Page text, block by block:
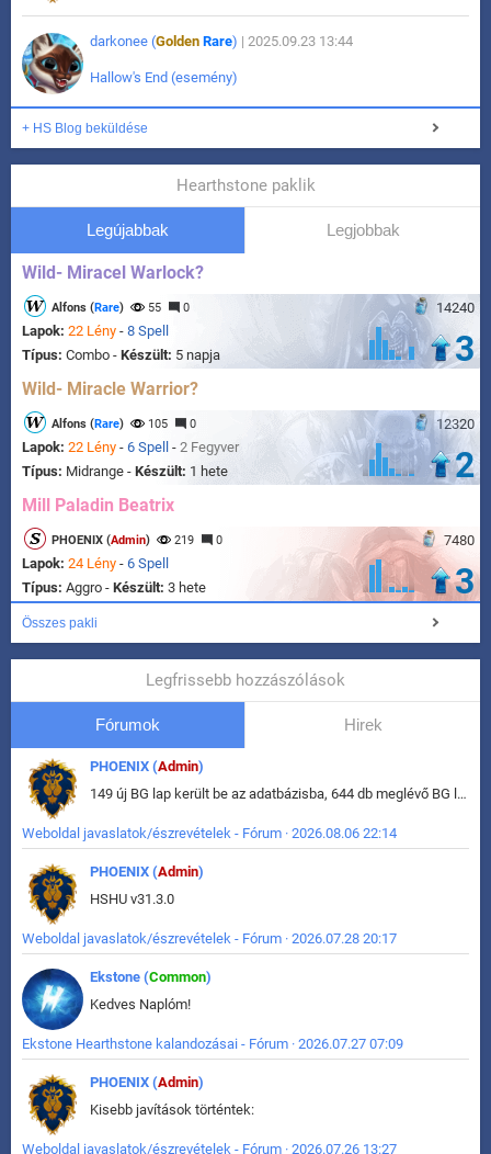
darkonee (Golden Rare) | 2025.09.23 13:44
Hallow's End (esemény)
+ HS Blog beküldése
Hearthstone paklik
Legújabbak Legjobbak
Wild- Miracel Warlock?
14240
Alfons (Rare) 55 0
Lapok: 22 Lény - 8 Spell
Típus: Combo - Készült: 5 napja 3
Wild- Miracle Warrior?
12320
Alfons (Rare) 105 0
Lapok: 22 Lény - 6 Spell - 2 Fegyver
Típus: Midrange - Készült: 1 hete 2
Mill Paladin Beatrix
7480
PHOENIX (Admin) 219 0
Lapok: 24 Lény - 6 Spell
Típus: Aggro - Készült: 3 hete 3
Összes pakli
Legfrissebb hozzászólások
Fórumok Hirek
PHOENIX (Admin)
149 új BG lap került be az adatbázisba, 644 db meglévő BG lap módosult, bekerültek az új képek a megváltozott lapokhoz is.
Weboldal javaslatok/észrevételek - Fórum · 2026.08.06 22:14
PHOENIX (Admin)
HSHU v31.3.0
Weboldal javaslatok/észrevételek - Fórum · 2026.07.28 20:17
Ekstone (Common)
Kedves Naplóm!
Ekstone Hearthstone kalandozásai - Fórum · 2026.07.27 07:09
PHOENIX (Admin)
Kisebb javítások történtek:
Weboldal javaslatok/észrevételek - Fórum · 2026.07.26 13:27